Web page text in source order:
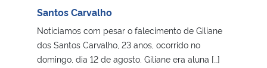
Santos Carvalho
Noticiamos com pesar o falecimento de Giliane
dos Santos Carvalho, 23 anos, ocorrido no
domingo, dia 12 de agosto. Giliane era aluna […]